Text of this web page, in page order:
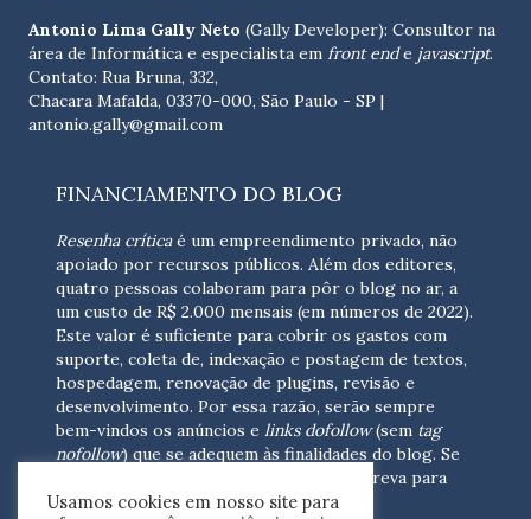
Antonio Lima Gally Neto (Gally Developer): Consultor na
área de Informática e especialista em front ende javascript.
Contato: Rua Bruna, 332,
Chacara Mafalda, 03370-000, São Paulo - SP |
antonio.gally@gmail.com
FINANCIAMENTO DO BLOG
Resenha críticaé um empreendimento privado, não
apoiado por recursos públicos. Além dos editores,
quatro pessoas colaboram para pôr o blog no ar, a
um custo de R$ 2.000 mensais (em números de 2022).
Este valor é suficiente para cobrir os gastos com
suporte, coleta de, indexação e postagem de textos,
hospedagem, renovação de plugins, revisão e
desenvolvimento. Por essa razão, serão sempre
bem-vindos os anúncios e links dofollow(sem tag
nofollow) que se adequem às finalidades do blog. Se
escreva para
nós(contato@resenhacritica.com.br)
Usamos cookies em nosso site para